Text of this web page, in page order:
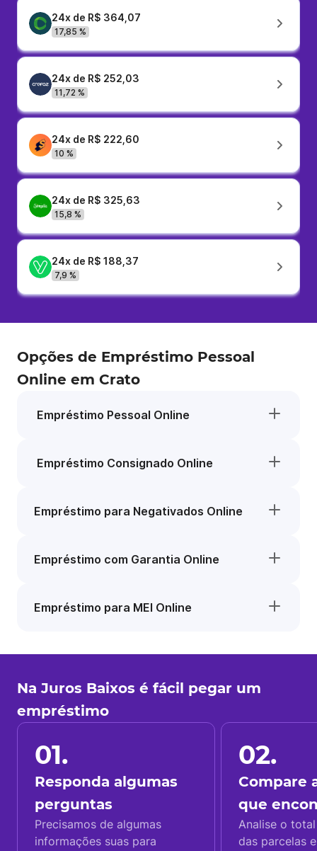
24x de R$ 364,07
17,85 %
24x de R$ 252,03
11,72 %
24x de R$ 222,60
10 %
24x de R$ 325,63
15,8 %
24x de R$ 188,37
7,9 %
Opções de Empréstimo Pessoal
Online em Crato
Empréstimo Pessoal Online
Empréstimo Consignado Online
Empréstimo para Negativados Online
Empréstimo com Garantia Online
Empréstimo para MEI Online
Na Juros Baixos é fácil pegar um
empréstimo
01.
Responda algumas
perguntas
Precisamos de algumas
informações suas para
02.
Compare
que
Analise o
das parcelas